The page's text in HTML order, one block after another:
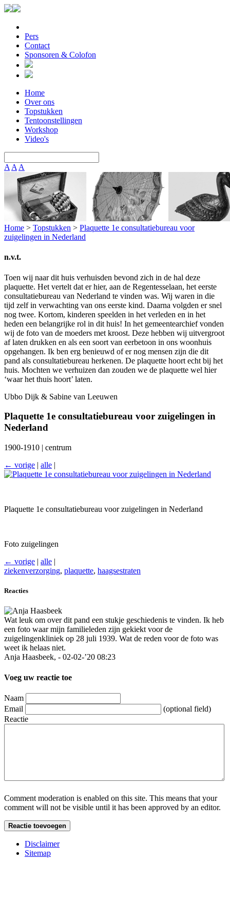
Pers
Contact
Sponsoren & Colofon
Home
Over ons
Topstukken
Tentoonstellingen
Workshop
Video's
A A A
Home > Topstukken > Plaquette 1e consultatiebureau voor
zuigelingen in Nederland
n.v.t.
Toen wij naar dit huis verhuisden bevond zich in de hal deze
plaquette. Het vertelt dat er hier, aan de Regentesselaan, het eerste
consultatiebureau van Nederland te vinden was. Wij waren in die
tijd zelf in verwachting van ons eerste kind. Daarna volgden er snel
nog twee. Kortom, kinderen speelden in het verleden en in het
heden een belangrijke rol in dit huis! In het gemeentearchief vonden
wij de foto van de moeders met kroost. Deze hebben wij uitvergroot
af laten drukken en als een soort van eerbetoon in ons woonhuis
opgehangen. Ik ben erg benieuwd of er nog mensen zijn die dit
pand als consultatiebureau herkenen. De plaquette hoort echt bij het
huis. Mochten we verhuizen dan zouden we de plaquette wel hier
‘waar het thuis hoort’ laten.
Ubbo Dijk & Sabine van Leeuwen
Plaquette 1e consultatiebureau voor zuigelingen in
Nederland
1900-1910 | centrum
← vorige | alle |
Plaquette 1e consultatiebureau voor zuigelingen in Nederland
Foto zuigelingen
← vorige | alle |
ziekenverzorging, plaquette, haagsestraten
Reacties
Wat leuk om over dit pand een stukje geschiedenis te vinden. Ik heb
een foto waar mijn familieleden zijn gekiekt voor de
zuigelingenkliniek op 28 juli 1939. Wat de reden voor de foto was
weet ik helaas niet.
Anja Haasbeek, - 02-02-’20 08:23
Voeg uw reactie toe
Naam
Email
(optional field)
Reactie
Comment moderation is enabled on this site. This means that your
comment will not be visible until it has been approved by an editor.
Disclaimer
Sitemap